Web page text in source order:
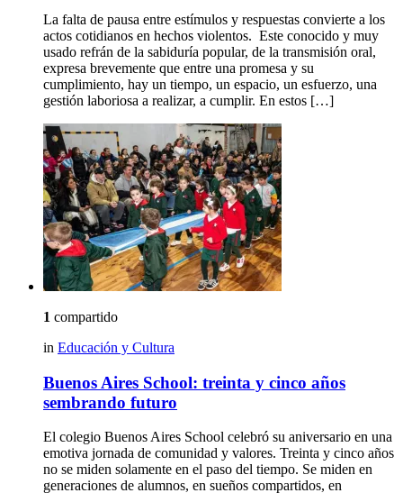
La falta de pausa entre estímulos y respuestas convierte a los
actos cotidianos en hechos violentos. Este conocido y muy
usado refrán de la sabiduría popular, de la transmisión oral,
expresa brevemente que entre una promesa y su
cumplimiento, hay un tiempo, un espacio, un esfuerzo, una
gestión laboriosa a realizar, a cumplir. En estos […]
1 compartido
in Educación y Cultura
Buenos Aires School: treinta y cinco años
sembrando futuro
El colegio Buenos Aires School celebró su aniversario en una
emotiva jornada de comunidad y valores. Treinta y cinco años
no se miden solamente en el paso del tiempo. Se miden en
generaciones de alumnos, en sueños compartidos, en